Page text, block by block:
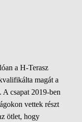
a H-Terasz
magát a
csapat 2019-ben
vettek részt
ötlet, hogy